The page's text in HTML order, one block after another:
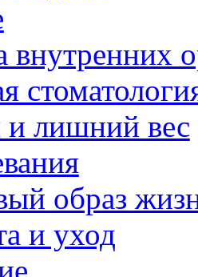
внутренних
лишний вес
образ
и уход